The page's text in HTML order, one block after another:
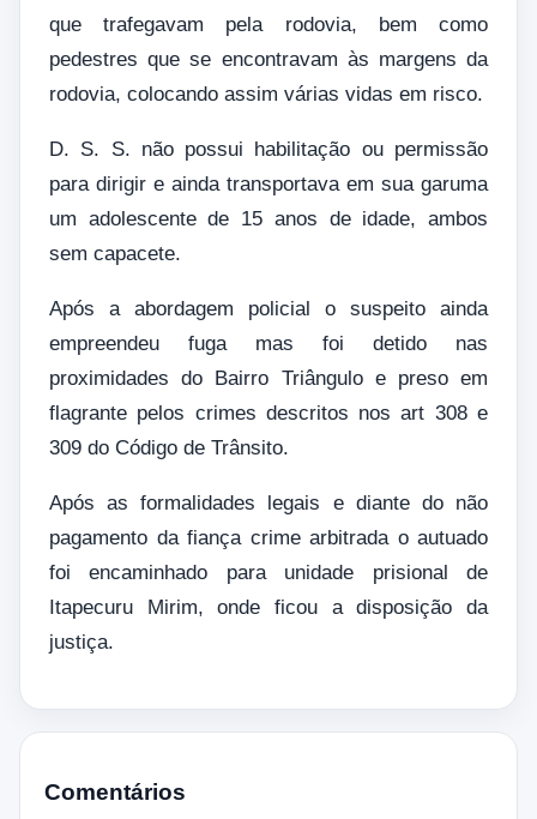
que trafegavam pela rodovia, bem como
pedestres que se encontravam às margens da
rodovia, colocando assim várias vidas em risco.
D. S. S. não possui habilitação ou permissão
para dirigir e ainda transportava em sua garuma
um adolescente de 15 anos de idade, ambos
sem capacete.
Após a abordagem policial o suspeito ainda
empreendeu fuga mas foi detido nas
proximidades do Bairro Triângulo e preso em
flagrante pelos crimes descritos nos art 308 e
309 do Código de Trânsito.
Após as formalidades legais e diante do não
pagamento da fiança crime arbitrada o autuado
foi encaminhado para unidade prisional de
Itapecuru Mirim, onde ficou a disposição da
justiça.
Comentários